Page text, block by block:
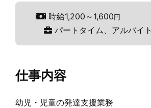
時給1,200～1,600円
パートタイム、アルバイト
仕事内容
幼児・児童の発達支援業務